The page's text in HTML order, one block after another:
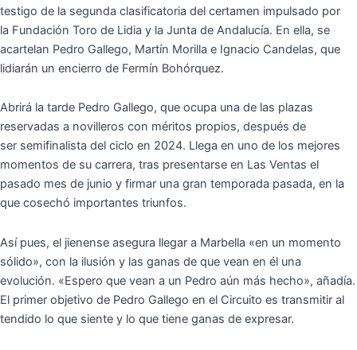
testigo de la segunda clasificatoria del certamen impulsado por
la Fundación Toro de Lidia y la Junta de Andalucía. En ella, se
acartelan Pedro Gallego, Martín Morilla e Ignacio Candelas, que
lidiarán un encierro de Fermín Bohórquez.
Abrirá la tarde Pedro Gallego, que ocupa una de las plazas
reservadas a novilleros con méritos propios, después de
ser semifinalista del ciclo en 2024. Llega en uno de los mejores
momentos de su carrera, tras presentarse en Las Ventas el
pasado mes de junio y firmar una gran temporada pasada, en la
que cosechó importantes triunfos.
Así pues, el jienense asegura llegar a Marbella «en un momento
sólido», con la ilusión y las ganas de que vean en él una
evolución. «Espero que vean a un Pedro aún más hecho», añadía.
El primer objetivo de Pedro Gallego en el Circuito es transmitir al
tendido lo que siente y lo que tiene ganas de expresar.